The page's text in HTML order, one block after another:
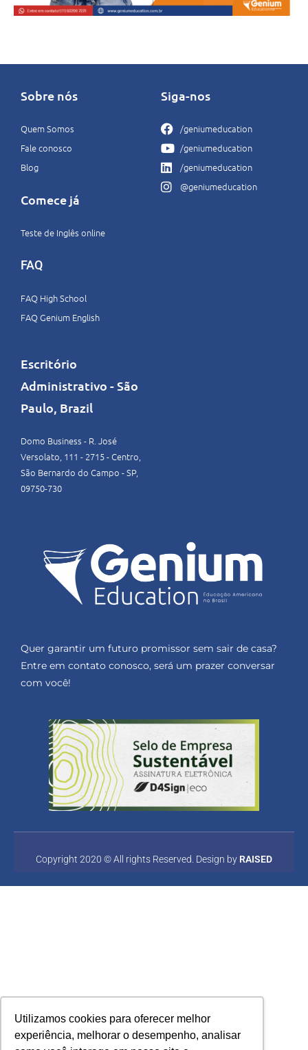
Utilizamos cookies para oferecer melhor
experiência, melhorar o desempenho, analisar
Sobre nós
Quem Somos
Fale conosco
Blog
Comece já
Teste de Inglês online
FAQ
FAQ High School
FAQ Genium English
Siga-nos
/geniumeducation
/geniumeducation
/geniumeducation
@geniumeducation
Escritório
Administrativo - São
Paulo, Brazil
Domo Business - R. José
Versolato, 111 - 2715 - Centro,
São Bernardo do Campo - SP,
09750-730
Quer garantir um futuro promissor sem sair de casa?
Entre em contato conosco, será um prazer conversar
com você!
Copyright 2020 © All rights Reserved. Design by RAISED